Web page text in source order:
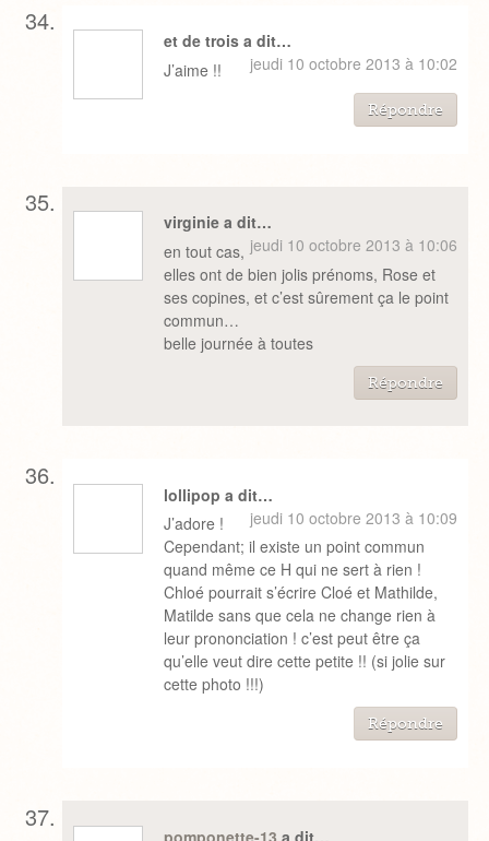
et de trois a dit…
jeudi 10 octobre 2013 à 10:02
J’aime !!
Répondre
virginie a dit…
jeudi 10 octobre 2013 à 10:06
en tout cas,
elles ont de bien jolis prénoms, Rose et
ses copines, et c’est sûrement ça le point
commun…
belle journée à toutes
Répondre
lollipop a dit…
jeudi 10 octobre 2013 à 10:09
J’adore !
Cependant; il existe un point commun
quand même ce H qui ne sert à rien !
Chloé pourrait s’écrire Cloé et Mathilde,
Matilde sans que cela ne change rien à
leur prononciation ! c’est peut être ça
qu’elle veut dire cette petite !! (si jolie sur
cette photo !!!)
Répondre
pomponette-13 a dit…